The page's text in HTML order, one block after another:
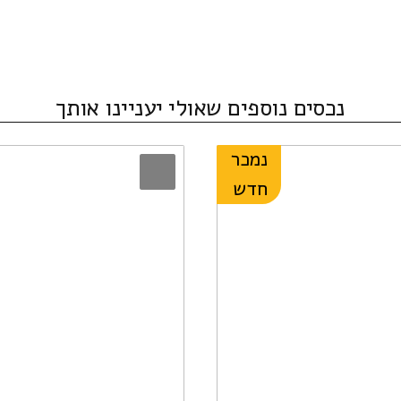
נכסים נוספים שאולי יעניינו אותך
נמכר
חדש